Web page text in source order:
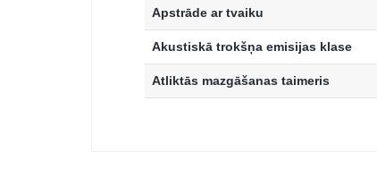
Apstrāde ar tvaiku
Akustiskā trokšņa emisijas klase
Atliktās mazgāšanas taimeris